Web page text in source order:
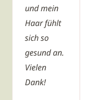
und mein
Haar fühlt
sich so
gesund an.
Vielen
Dank!